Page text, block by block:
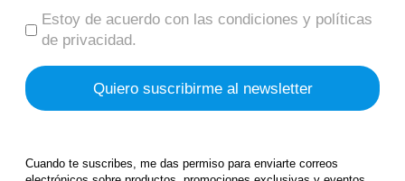
Estoy de acuerdo con las condiciones y políticas
de privacidad.
Cuando te suscribes, me das permiso para enviarte correos